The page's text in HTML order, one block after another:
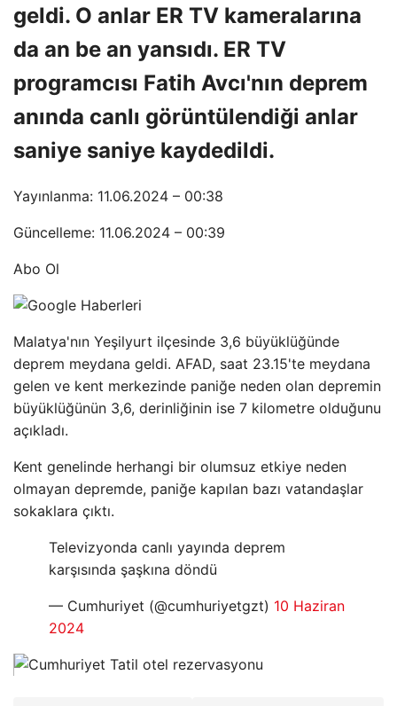
geldi. O anlar ER TV kameralarına
da an be an yansıdı. ER TV
programcısı Fatih Avcı'nın deprem
anında canlı görüntülendiği anlar
saniye saniye kaydedildi.
Yayınlanma: 11.06.2024 – 00:38
Güncelleme: 11.06.2024 – 00:39
Abo Ol
Malatya'nın Yeşilyurt ilçesinde 3,6 büyüklüğünde
deprem meydana geldi. AFAD, saat 23.15'te meydana
gelen ve kent merkezinde paniğe neden olan depremin
büyüklüğünün 3,6, derinliğinin ise 7 kilometre olduğunu
açıkladı.
Kent genelinde herhangi bir olumsuz etkiye neden
olmayan depremde, paniğe kapılan bazı vatandaşlar
sokaklara çıktı.
Televizyonda canlı yayında deprem
karşısında şaşkına döndü
— Cumhuriyet (@cumhuriyetgzt) 10 Haziran
2024